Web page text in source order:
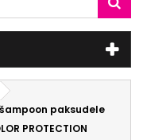
paksudele
PROTECTION